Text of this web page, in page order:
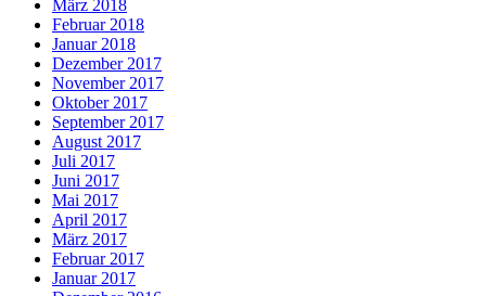
März 2018
Februar 2018
Januar 2018
Dezember 2017
November 2017
Oktober 2017
September 2017
August 2017
Juli 2017
Juni 2017
Mai 2017
April 2017
März 2017
Februar 2017
Januar 2017